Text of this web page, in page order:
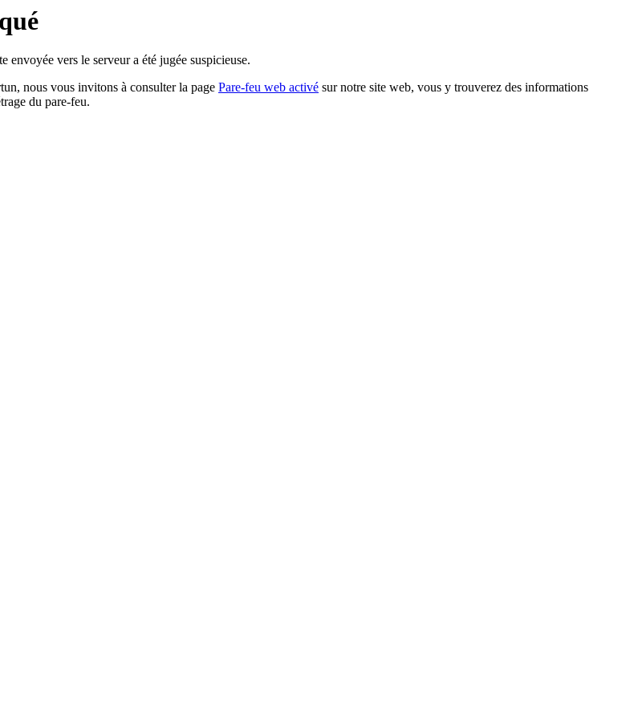
envoyée vers le serveur a été jugée suspicieuse.
nous vous invitons à consulter la page Pare-feu web activé sur notre site web, vous y trouverez des informations
du pare-feu.